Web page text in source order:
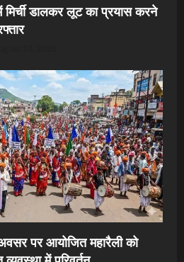
मिर्ची डालकर लूट का प्रयास करने
पर आयोजित महारैली को